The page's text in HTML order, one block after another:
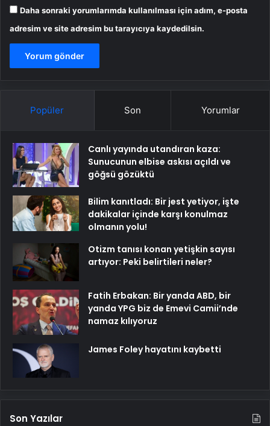
Daha sonraki yorumlarımda kullanılması için adım, e-posta
adresim ve site adresim bu tarayıcıya kaydedilsin.
Popüler Son Yorumlar
Canlı yayında utandıran kaza:
Sunucunun elbise askısı açıldı ve
göğsü gözüktü
Bilim kanıtladı: Bir jest yetiyor, işte
dakikalar içinde karşı konulmaz
olmanın yolu!
Otizm tanısı konan yetişkin sayısı
artıyor: Peki belirtileri neler?
Fatih Erbakan: Bir yanda ABD, bir
yanda YPG biz de Emevi Camii’nde
namaz kılıyoruz
James Foley hayatını kaybetti
Son Yazılar